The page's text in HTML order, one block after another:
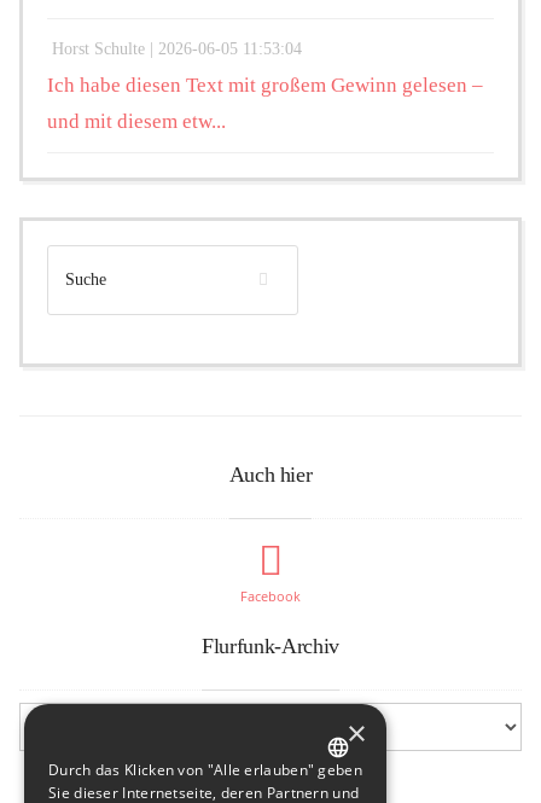
Horst Schulte | 2026-06-05 11:53:04
Ich habe diesen Text mit großem Gewinn gelesen –
und mit diesem etw...
Auch hier
Facebook
Flurfunk-Archiv
GERMAN
×
Durch das Klicken von "Alle erlauben" geben
Sie dieser Internetseite, deren Partnern und